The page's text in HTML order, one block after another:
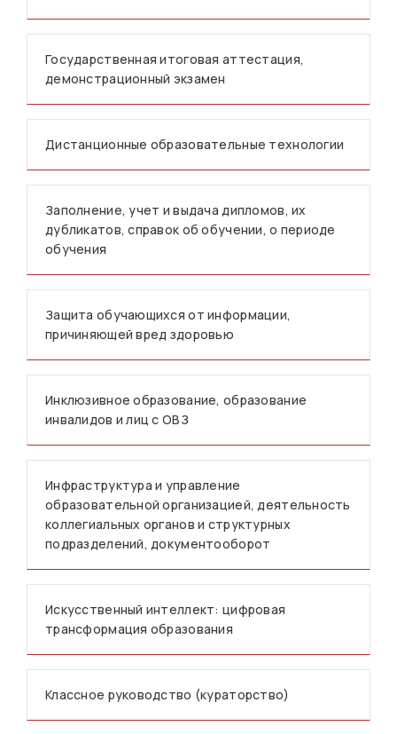
Государственная итоговая аттестация,
демонстрационный экзамен
Дистанционные образовательные технологии
Заполнение, учет и выдача дипломов, их
дубликатов, справок об обучении, о периоде
обучения
Защита обучающихся от информации,
причиняющей вред здоровью
Инклюзивное образование, образование
инвалидов и лиц с ОВЗ
Инфраструктура и управление
образовательной организацией, деятельность
коллегиальных органов и структурных
подразделений, документооборот
Искусственный интеллект: цифровая
трансформация образования
Классное руководство (кураторство)